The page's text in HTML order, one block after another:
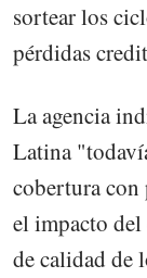
sortear los
pérdidas
La agencia
Latina
cobertura
el impacto
de calidad de